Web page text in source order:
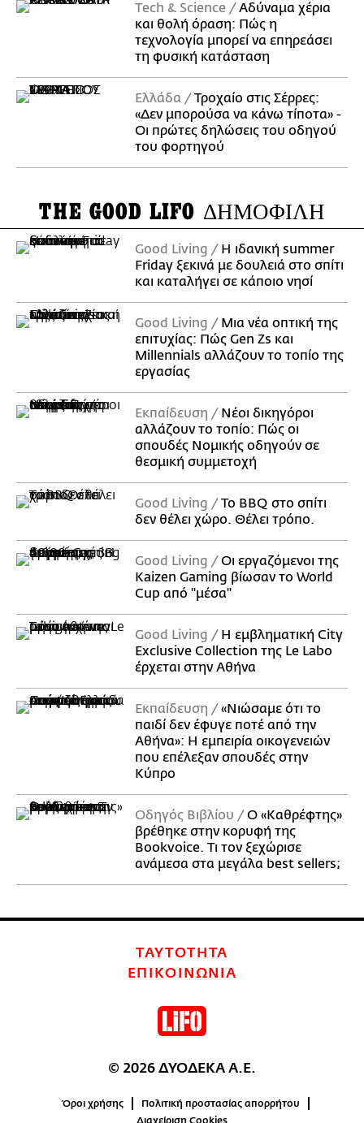
Τech & Science
Αδύναμα χέρια
και θολή όραση: Πώς η
τεχνολογία μπορεί να επηρεάσει
τη φυσική κατάσταση
Ελλάδα
Τροχαίο στις Σέρρες:
«Δεν μπορούσα να κάνω τίποτα» -
Οι πρώτες δηλώσεις του οδηγού
του φορτηγού
THE GOOD LIFO ΔΗΜΟΦΙΛΗ
Good Living
Η ιδανική summer
Friday ξεκινά με δουλειά στο σπίτι
και καταλήγει σε κάποιο νησί
Good Living
Μια νέα οπτική της
επιτυχίας: Πώς Gen Zs και
Millennials αλλάζουν το τοπίο της
εργασίας
Εκπαίδευση
Νέοι δικηγόροι
αλλάζουν το τοπίο: Πώς οι
σπουδές Νομικής οδηγούν σε
θεσμική συμμετοχή
Good Living
Το BBQ στο σπίτι
δεν θέλει χώρο. Θέλει τρόπο.
Good Living
Οι εργαζόμενοι της
Kaizen Gaming βίωσαν το World
Cup από "μέσα"
Good Living
Η εμβληματική City
Exclusive Collection της Le Labo
έρχεται στην Αθήνα
Εκπαίδευση
«Νιώσαμε ότι το
παιδί δεν έφυγε ποτέ από την
Αθήνα»: Η εμπειρία οικογενειών
που επέλεξαν σπουδές στην
Κύπρο
Οδηγός Βιβλίου
Ο «Καθρέφτης»
βρέθηκε στην κορυφή της
Bookvoice. Τι τον ξεχώρισε
ανάμεσα στα μεγάλα best sellers;
ΤΑΥΤΟΤΗΤΑ
ΕΠΙΚΟΙΝΩΝΙΑ
© 2026 ΔΥΟΔΕΚΑ Α.Ε.
Όροι χρήσης
Πολιτική προστασίας απορρήτου
Διαχείριση Cookies